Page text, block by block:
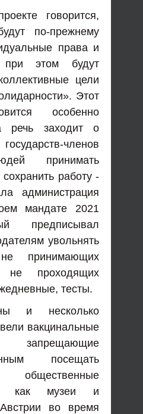
говорится,
по-прежнему
права и
этом будут
цели
Этот
особенно
речь заходит о
членов
принимать
работу -
администрация
мандате 2021
предписывал
увольнять
не принимающих
не проходящих
тесты.
и несколько
вакцинальные
посещать
общественные
как музеи и
во время